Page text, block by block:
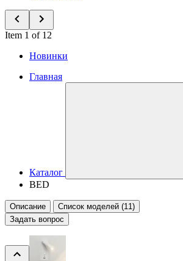
Item 1 of 12
Новинки
Главная
Каталог
BED
Описание
Список моделей (11)
Задать вопрос